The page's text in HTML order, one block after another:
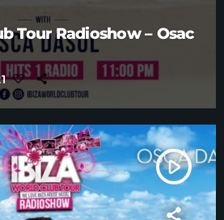
Tour Radioshow – Osac
play_arrow